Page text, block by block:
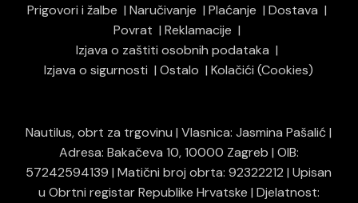
Prigovori i žalbe
Naručivanje Plaćanje
Dostava
Povrat
Reklamacije
Izjava o zaštiti osobnih podataka
Izjava o sigurnosti
Ostalo Kolačići (Cookies)
Nautilus, obrt za trgovinu | Vlasnica: Jasmina Pašalić |
Adresa: Bakačeva 10, 10000 Zagreb | OIB:
57242594139 | Matični broj obrta: 92322212 | Upisan
u Obrtni registar Republike Hrvatske | Djelatnost: